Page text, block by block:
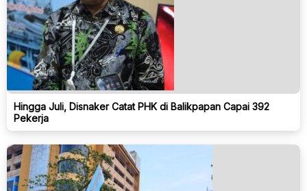
Hingga Juli, Disnaker Catat PHK di Balikpapan Capai 392
Pekerja